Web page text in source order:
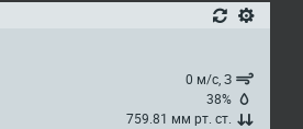
0 м/с, З
38%
759.81 мм рт. ст.